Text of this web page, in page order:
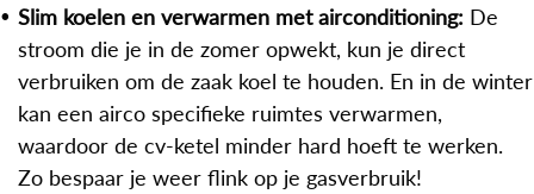
Slim koelen en verwarmen met airconditioning: De
stroom die je in de zomer opwekt, kun je direct
verbruiken om de zaak koel te houden. En in de winter
kan een airco specifieke ruimtes verwarmen,
waardoor de cv-ketel minder hard hoeft te werken.
Zo bespaar je weer flink op je gasverbruik!